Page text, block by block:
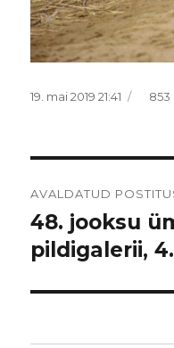
Postitatud
19. mai 2019 21:41 853
AVALDATUD
48. jooksu
pildigalerii,